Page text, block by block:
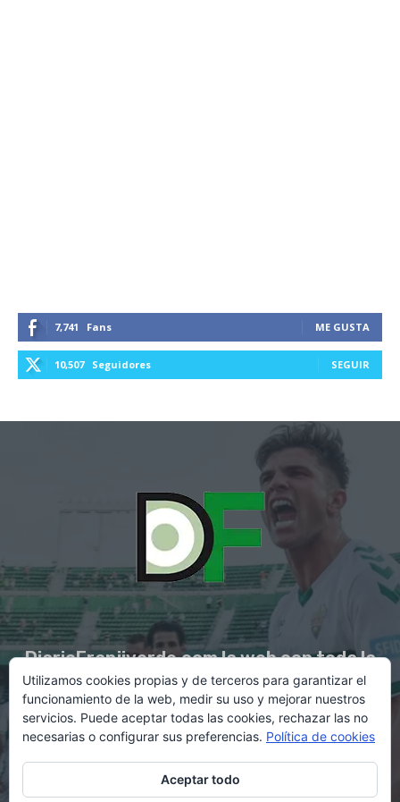
7,741 Fans ME GUSTA
10,507 Seguidores SEGUIR
DiarioFranjiverde.com la web con toda la
información del Elche C.F.
Contacto en:diario@franjiverde.com
Utilizamos cookies propias y de terceros para garantizar el
funcionamiento de la web, medir su uso y mejorar nuestros
servicios. Puede aceptar todas las cookies, rechazar las no
necesarias o configurar sus preferencias. Política de cookies
Aceptar todo